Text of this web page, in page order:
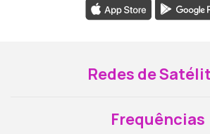
Redes de
Frequências